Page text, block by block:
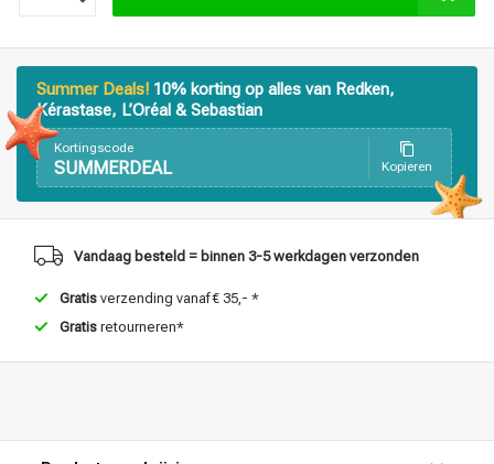
Haarstyling Haarkleuring
Summer Deals! 10% korting op alles van Redken,
Kérastase, L’Oréal & Sebastian
Kortingscode
SUMMERDEAL Kopieren
Vandaag besteld = binnen 3-5 werkdagen verzonden
Gratis verzending vanaf € 35,- *
Gratis retourneren*